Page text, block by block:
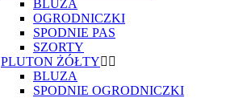
BLUZA
OGRODNICZKI
SPODNIE PAS
SZORTY
PLUTON ŻÓŁTY
BLUZA
SPODNIE OGRODNICZKI